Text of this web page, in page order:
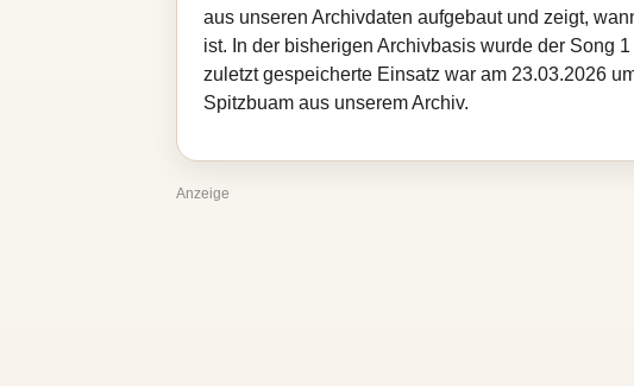
aus unseren Archivdaten aufgebaut und zeigt,
ist. In der bisherigen Archivbasis wurde der Song
zuletzt gespeicherte Einsatz war am 23.03.2026
Spitzbuam aus unserem Archiv.
Anzeige